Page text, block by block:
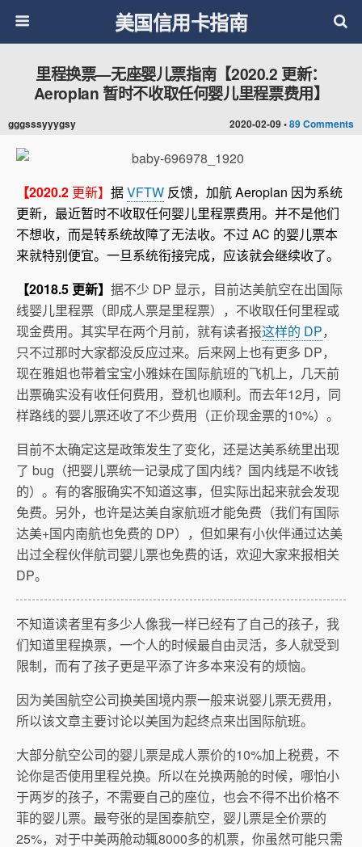
美国信用卡指南
2020-02-09 •89 Comments
里程换票—无座婴儿票指南【2020.2 更新：
Aeroplan 暂时不收取任何婴儿里程票费用】
gggsssyyygsy
【2020.2 更新】 据VFTW 反馈，加航 Aeroplan 因为系统
更新，最近暂时不收取任何婴儿里程票费用。并不是他们
不想收，而是转系统故障了无法收。不过 AC 的婴儿票本
来就特别便宜。一旦系统衔接完成，应该就会继续收了。
【2018.5 更新】 据不少 DP 显示，目前达美航空在出国际
线婴儿里程票（即成人票是里程票），不收取任何里程或
现金费用。其实早在两个月前，就有读者报这样的 DP，
只不过那时大家都没反应过来。后来网上也有更多 DP，
现在雅姐也带着宝宝小雅妹在国际航班的飞机上，几天前
出票确实没有收任何费用，登机也顺利。而去年12月，同
样路线的婴儿票还收了不少费用（正价现金票的10%）。
目前不太确定这是政策发生了变化，还是达美系统里出现
了 bug（把婴儿票统一记录成了国内线？国内线是不收钱
的）。有的客服确实不知道这事，但实际出起来就会发现
免费。另外，也许是达美自家航班才能免费（我们有国际
达美+国内南航也免费的 DP），但如果有小伙伴通过达美
出过全程伙伴航司婴儿票也免费的话，欢迎大家来报相关
DP。
不知道读者里有多少人像我一样已经有了自己的孩子，我
们知道里程换票，一个人的时候最自由灵活，多人就受到
限制，而有了孩子更是平添了许多本来没有的烦恼。
因为美国航空公司换美国境内票一般来说婴儿票无费用，
所以该文章主要讨论以美国为起终点来出国际航班。
大部分航空公司的婴儿票是成人票价的10%加上税费，不
论你是否使用里程兑换。所以在兑换两舱的时候，哪怕小
于两岁的孩子，不需要自己的座位，也会不得不出价格不
菲的婴儿票。最夸张的是国泰航空，婴儿票是全价票的
25%，对于中美两舱动辄8000多的机票，你虽然可能只需